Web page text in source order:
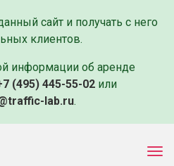
сайт и получать с него
клиентов.
информации об аренде
(495) 445-55-02 или
lab.ru.